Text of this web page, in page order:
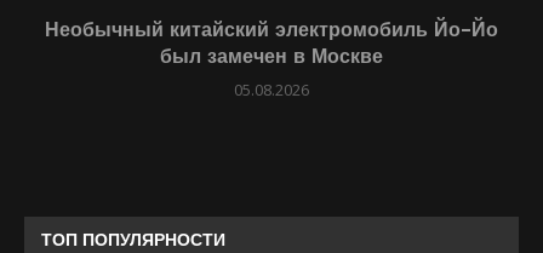
Необычный китайский электромобиль Йо-Йо
был замечен в Москве
05.08.2026
ТОП ПОПУЛЯРНОСТИ